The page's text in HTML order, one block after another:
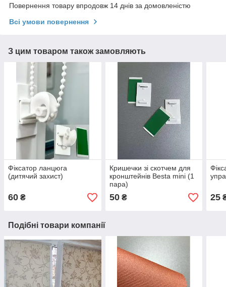
Повернення товару впродовж 14 днів за домовленістю
Всі умови повернення
З цим товаром також замовляють
Фіксатор ланцюга
(дитячий захист)
60 ₴
Кришечки зі скотчем для
кронштейнів Besta mini (1
пара)
50₴ 25
Подібні товари компанії